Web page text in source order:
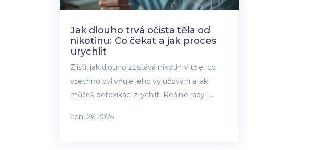
Jak dlouho trvá očista těla od
nikotinu: Co čekat a jak proces
urychlit
Zjisti, jak dlouho zůstává nikotin v těle, co
všechno ovlivňuje jeho vylučování a jak
můžeš detoxikaci zrychlit. Reálné rady i
čen, 26 2025